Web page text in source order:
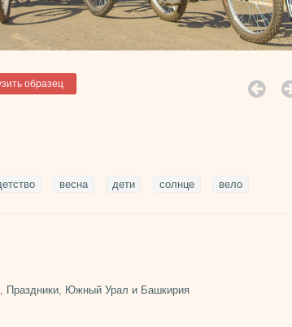
образец
весна дети солнце вело
Праздники Южный Урал и Башкирия